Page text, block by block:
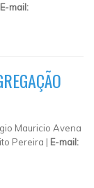
E-mail:
Mauricio Avena
Pereira | E-mail: